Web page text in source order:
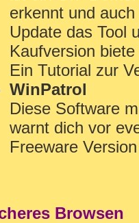
erkennt und
Update das Tool
Kaufversion
Ein Tutorial zur
WinPatrol
Diese Software
warnt dich vor
Freeware
Browsen